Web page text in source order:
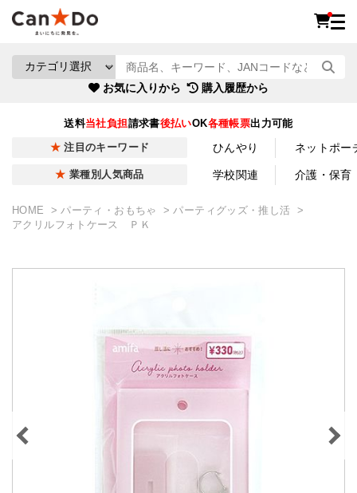
お気に入りから 購入履歴から
送料当社負担請求書後払いOK各種帳票出力可能
注目のキーワード ひんやり ネットポー
業種別人気商品 学校関連 介護・保育
HOME パーティ・おもちゃ
パーティグッズ・推し活
アクリルフォトケース ＰＫ